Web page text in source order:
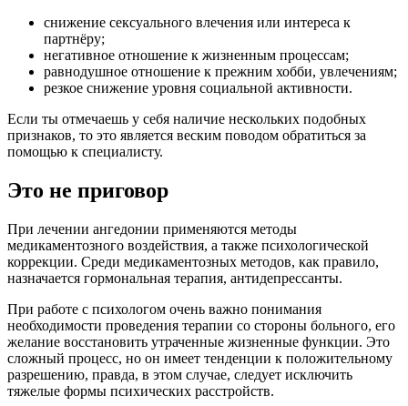
снижение сексуального влечения или интереса к
партнёру;
негативное отношение к жизненным процессам;
равнодушное отношение к прежним хобби, увлечениям;
резкое снижение уровня социальной активности.
Если ты отмечаешь у себя наличие нескольких подобных
признаков, то это является веским поводом обратиться за
помощью к специалисту.
Это не приговор
При лечении ангедонии применяются методы
медикаментозного воздействия, а также психологической
коррекции. Среди медикаментозных методов, как правило,
назначается гормональная терапия, антидепрессанты.
При работе с психологом очень важно понимания
необходимости проведения терапии со стороны больного, его
желание восстановить утраченные жизненные функции. Это
сложный процесс, но он имеет тенденции к положительному
разрешению, правда, в этом случае, следует исключить
тяжелые формы психических расстройств.